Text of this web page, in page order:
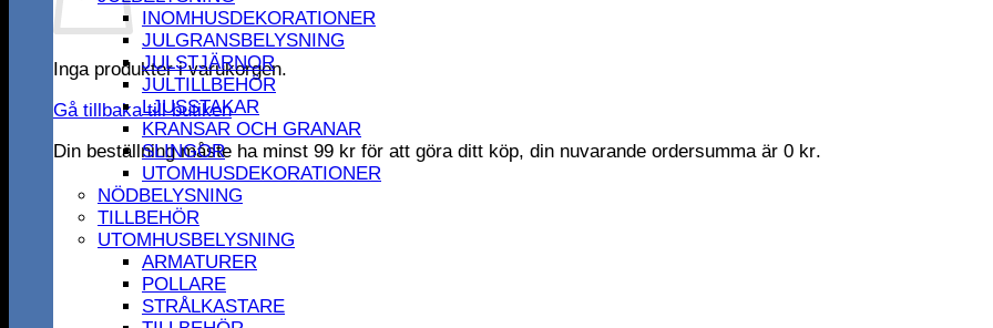
Inga produkter i varukorgen.
Gå tillbaka till butiken
Din beställning måste ha minst 99 kr för att göra ditt köp, din nuvarande ordersumma är 0 kr.
INOMHUSDEKORATIONER
JULGRANSBELYSNING
JULSTJÄRNOR
JULTILLBEHÖR
LJUSSTAKAR
KRANSAR OCH GRANAR
SLINGOR
UTOMHUSDEKORATIONER
NÖDBELYSNING
TILLBEHÖR
UTOMHUSBELYSNING
ARMATURER
POLLARE
STRÅLKASTARE